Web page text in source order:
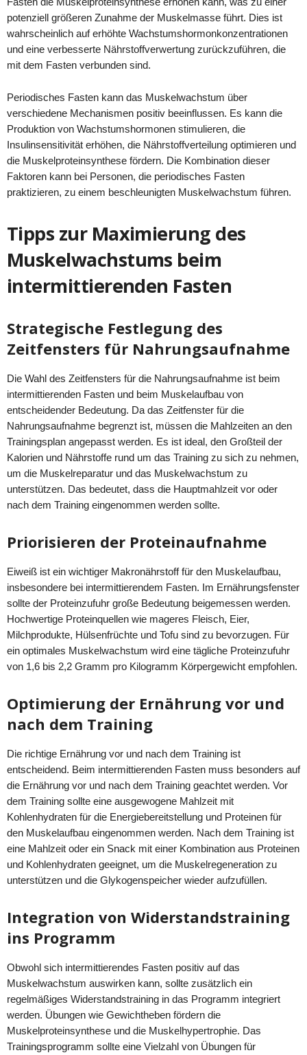
potenziell größeren Zunahme der Muskelmasse führt. Dies ist
wahrscheinlich auf erhöhte Wachstumshormonkonzentrationen
und eine verbesserte Nährstoffverwertung zurückzuführen, die
mit dem Fasten verbunden sind.
Periodisches Fasten kann das Muskelwachstum über
verschiedene Mechanismen positiv beeinflussen. Es kann die
Produktion von Wachstumshormonen stimulieren, die
Insulinsensitivität erhöhen, die Nährstoffverteilung optimieren und
die Muskelproteinsynthese fördern. Die Kombination dieser
Faktoren kann bei Personen, die periodisches Fasten
praktizieren, zu einem beschleunigten Muskelwachstum führen.
Tipps zur Maximierung des
Muskelwachstums beim
intermittierenden Fasten
Strategische Festlegung des
Zeitfensters für Nahrungsaufnahme
Die Wahl des Zeitfensters für die Nahrungsaufnahme ist beim
intermittierenden Fasten und beim Muskelaufbau von
entscheidender Bedeutung. Da das Zeitfenster für die
Nahrungsaufnahme begrenzt ist, müssen die Mahlzeiten an den
Trainingsplan angepasst werden. Es ist ideal, den Großteil der
Kalorien und Nährstoffe rund um das Training zu sich zu nehmen,
um die Muskelreparatur und das Muskelwachstum zu
unterstützen. Das bedeutet, dass die Hauptmahlzeit vor oder
nach dem Training eingenommen werden sollte.
Priorisieren der Proteinaufnahme
Eiweiß ist ein wichtiger Makronährstoff für den Muskelaufbau,
insbesondere bei intermittierendem Fasten. Im Ernährungsfenster
sollte der Proteinzufuhr große Bedeutung beigemessen werden.
Hochwertige Proteinquellen wie mageres Fleisch, Eier,
Milchprodukte, Hülsenfrüchte und Tofu sind zu bevorzugen. Für
ein optimales Muskelwachstum wird eine tägliche Proteinzufuhr
von 1,6 bis 2,2 Gramm pro Kilogramm Körpergewicht empfohlen.
Optimierung der Ernährung vor und
nach dem Training
Die richtige Ernährung vor und nach dem Training ist
entscheidend. Beim intermittierenden Fasten muss besonders auf
die Ernährung vor und nach dem Training geachtet werden. Vor
dem Training sollte eine ausgewogene Mahlzeit mit
Kohlenhydraten für die Energiebereitstellung und Proteinen für
den Muskelaufbau eingenommen werden. Nach dem Training ist
eine Mahlzeit oder ein Snack mit einer Kombination aus Proteinen
und Kohlenhydraten geeignet, um die Muskelregeneration zu
unterstützen und die Glykogenspeicher wieder aufzufüllen.
Integration von Widerstandstraining
ins Programm
Obwohl sich intermittierendes Fasten positiv auf das
Muskelwachstum auswirken kann, sollte zusätzlich ein
regelmäßiges Widerstandstraining in das Programm integriert
werden. Übungen wie Gewichtheben fördern die
Muskelproteinsynthese und die Muskelhypertrophie. Das
Trainingsprogramm sollte eine Vielzahl von Übungen für